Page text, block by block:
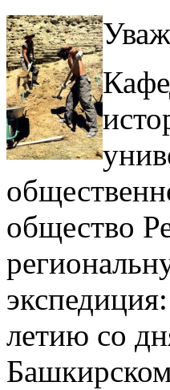
общество
летию со